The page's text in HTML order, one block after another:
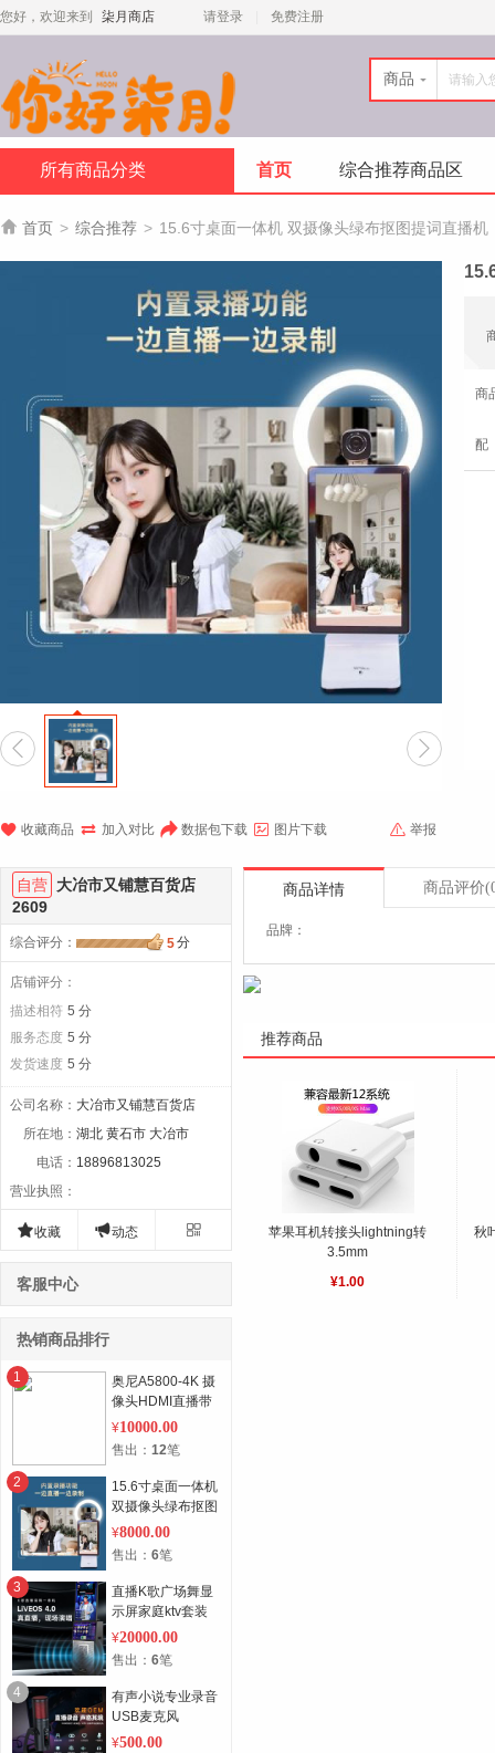
您好，欢迎来到 柒月商店 请登录 免费注册
商品
所有商品分类 首页 综合推荐商品区
 首页 > 综合推荐 > 15.6寸桌面一体机 双摄像头绿布抠图提词直播机
 
 收藏商品  加入对比  举报
 数据包下载  图片下载
商
商品详情 商品评价
品牌：
推荐商品
苹果耳机转接头lightning转
3.5mm
¥1.00
秋
自营 大冶市又铺慧百货店
2609
综合评分 ： 5分
店铺评分：
描述相符 5 分
服务态度 5 分
发货速度 5 分
公司名称 ： 大冶市又铺慧百货店
所在地 ： 湖北 黄石市 大冶市
电话 ： 18896813025
营业执照 ：
收藏 动态 
客服中心
热销商品排行
1
奥尼A5800-4K 摄
像头HDMI直播带
货视频会议12X光
学变焦
¥10000.00
售出： 12笔
2
15.6寸桌面一体机
双摄像头绿布抠图
提词直播机
¥8000.00
售出： 6笔
3
直播K歌广场舞显
示屏家庭ktv套装
智能专业音响一体
机
¥20000.00
售出： 6笔
4
有声小说专业录音
USB麦克风
¥500.00